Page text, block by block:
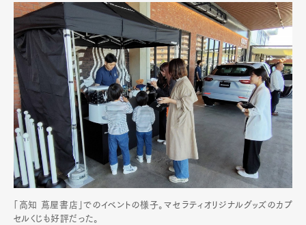
「高知 蔦屋書店」でのイベントの様子。マセラティオリジナルグッズのカプ
セルくじも好評だった。